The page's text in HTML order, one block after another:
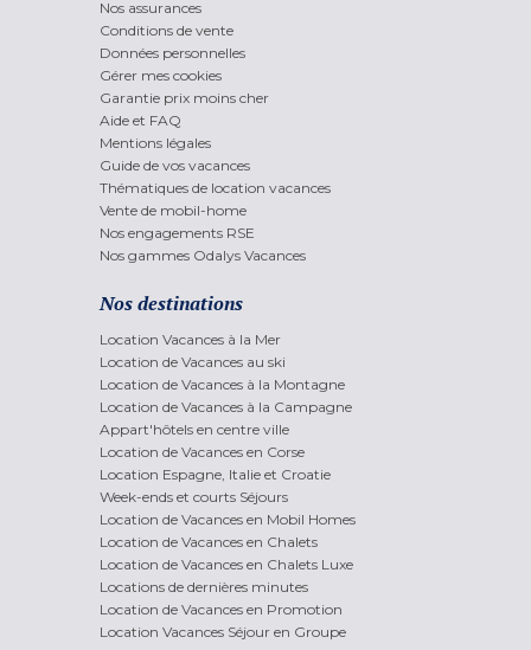
Nos assurances
Conditions de vente
Données personnelles
Gérer mes cookies
Garantie prix moins cher
Aide et FAQ
Mentions légales
Guide de vos vacances
Thématiques de location vacances
Vente de mobil-home
Nos engagements RSE
Nos gammes Odalys Vacances
Nos destinations
Location Vacances à la Mer
Location de Vacances au ski
Location de Vacances à la Montagne
Location de Vacances à la Campagne
Appart'hôtels en centre ville
Location de Vacances en Corse
Location Espagne, Italie et Croatie
Week-ends et courts Séjours
Location de Vacances en Mobil Homes
Location de Vacances en Chalets
Location de Vacances en Chalets Luxe
Locations de dernières minutes
Location de Vacances en Promotion
Location Vacances Séjour en Groupe